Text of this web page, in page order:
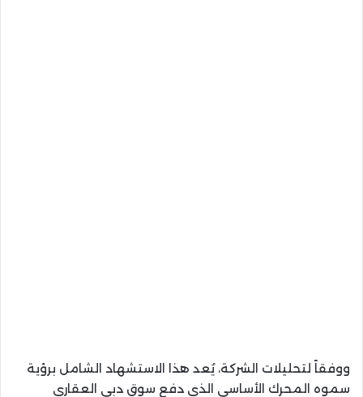
ووفقاً لتحليلات الشركة، يُعد هذا الاستشهاد الشامل برؤية
سموه المحرك الأساسي الذي دفع سوق دبي العقاري